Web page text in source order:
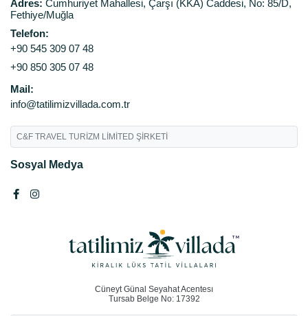
Adres: Cumhuriyet Mahallesi, Çarşı (KKA) Caddesi, No: 85/D,
Fethiye/Muğla
Telefon:
+90 545 309 07 48
+90 850 305 07 48
Mail:
info@tatilimizvillada.com.tr
C&F TRAVEL TURİZM LİMİTED ŞİRKETİ
Sosyal Medya
Cüneyt Günal Seyahat Acentesı
Tursab Belge No: 17392